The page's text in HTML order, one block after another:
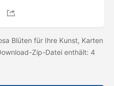
Blüten für Ihre Kunst, Karten
Zip-Datei enthält: 4